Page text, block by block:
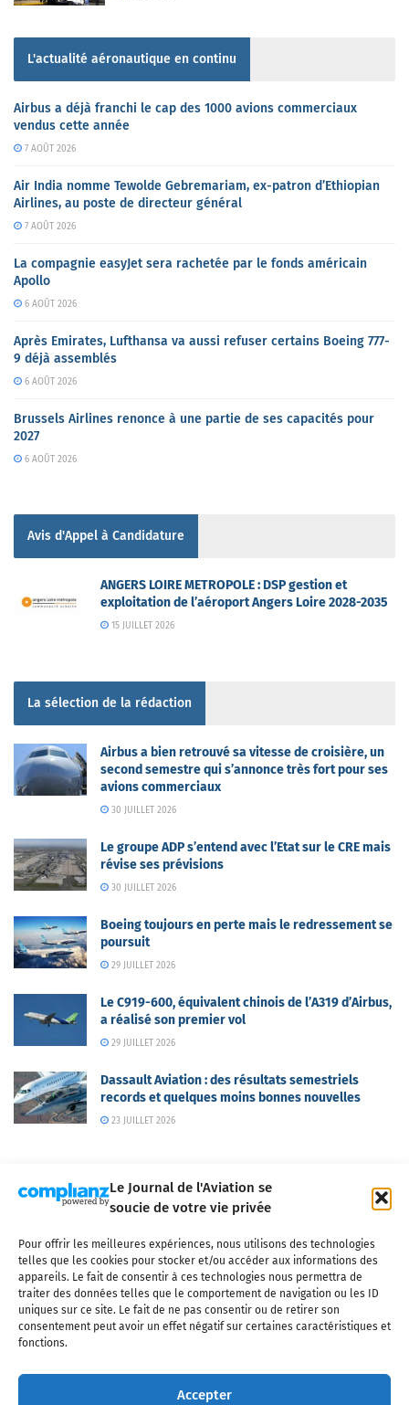
Le Journal de l'Aviation se
soucie de votre vie privée
Pour offrir les meilleures expériences, nous utilisons des technologies
telles que les cookies pour stocker et/ou accéder aux informations des
appareils. Le fait de consentir à ces technologies nous permettra de
traiter des données telles que le comportement de navigation ou les ID
uniques sur ce site. Le fait de ne pas consentir ou de retirer son
consentement peut avoir un effet négatif sur certaines caractéristiques et
fonctions.
Accepter
L'actualité aéronautique en continu
Airbus a déjà franchi le cap des 1000 avions commerciaux
vendus cette année
7 AOÛT 2026
Air India nomme Tewolde Gebremariam, ex-patron d’Ethiopian
Airlines, au poste de directeur général
7 AOÛT 2026
La compagnie easyJet sera rachetée par le fonds américain
Apollo
6 AOÛT 2026
Après Emirates, Lufthansa va aussi refuser certains Boeing 777-
9 déjà assemblés
6 AOÛT 2026
Brussels Airlines renonce à une partie de ses capacités pour
2027
6 AOÛT 2026
Avis d'Appel à Candidature
ANGERS LOIRE METROPOLE : DSP gestion et
exploitation de l’aéroport Angers Loire 2028-2035
15 JUILLET 2026
La sélection de la rédaction
Airbus a bien retrouvé sa vitesse de croisière, un
second semestre qui s’annonce très fort pour ses
avions commerciaux
30 JUILLET 2026
Le groupe ADP s’entend avec l’Etat sur le CRE mais
révise ses prévisions
30 JUILLET 2026
Boeing toujours en perte mais le redressement se
poursuit
29 JUILLET 2026
Le C919-600, équivalent chinois de l’A319 d’Airbus,
a réalisé son premier vol
29 JUILLET 2026
Dassault Aviation : des résultats semestriels
records et quelques moins bonnes nouvelles
23 JUILLET 2026
Qui sommes-nous ? Nous contacter
Partenaires
Mentions légales
CGV Politique de confidentialité Cookies
l'industrie aéronautique, l'aviation commerciale, l'aviation d'affaires, les